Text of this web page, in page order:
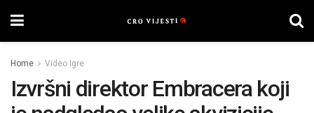
Home Video Igre
Izvršni direktor Embracera koji